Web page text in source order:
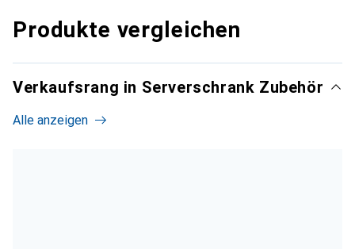
Produkte vergleichen
Verkaufsrang in Serverschrank Zubehör
Alle anzeigen